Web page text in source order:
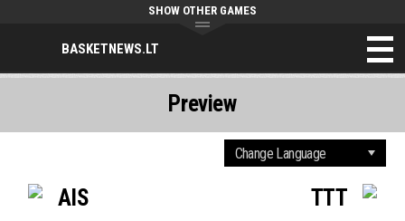
BASKETNEWS.LT
SHOW OTHER GAMES
AIS TTT
Preview